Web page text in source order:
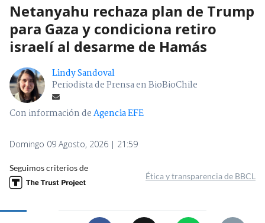
Netanyahu rechaza plan de Trump
para Gaza y condiciona retiro
israelí al desarme de Hamás
Lindy Sandoval
Periodista de Prensa en BioBioChile
Con información deAgencia EFE
Domingo 09 Agosto, 2026 | 21:59
Seguimos criterios de
Ética y transparencia de BBCL